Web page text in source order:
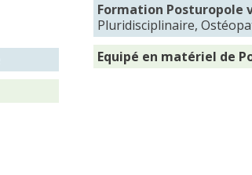
Formation Posturopole
Pluridisciplinaire,
Equipé en matériel de